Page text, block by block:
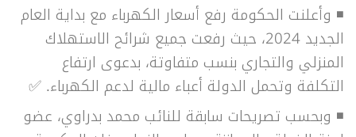
◾ وأعلنت الحكومة رفع أسعار الكهرباء مع بداية العام
الجديد 2024، حيث رفعت جميع شرائح الاستهلاك
المنزلي والتجاري بنسب متفاوتة، بدعوى ارتفاع
التكلفة وتحمل الدولة أعباء مالية لدعم الكهرباء. ✅
◾ وبحسب تصريحات سابقة للنائب محمد بدراوي، عضو